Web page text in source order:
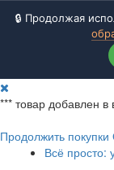
🔒 Продолжая
*** товар добавлен в
Продолжить покупки
Всё просто: